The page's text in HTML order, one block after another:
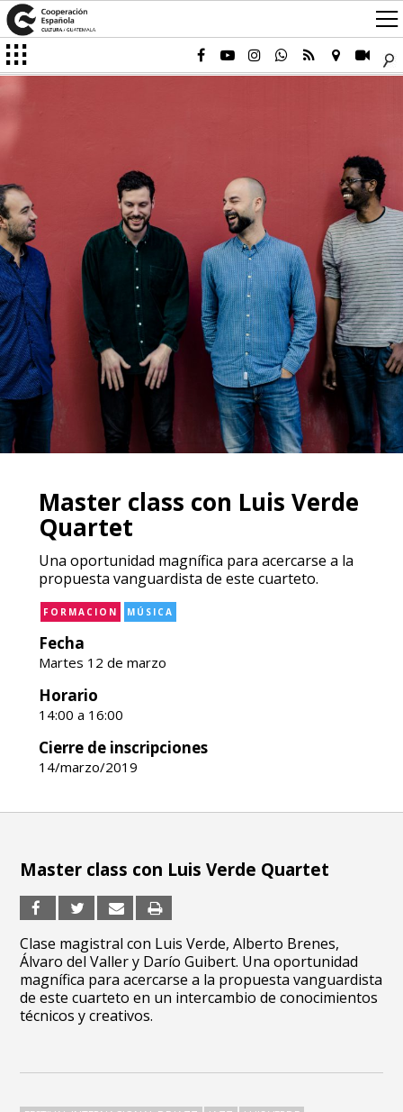
Master class con Luis Verde
Quartet
Una oportunidad magnífica para acercarse a la
propuesta vanguardista de este cuarteto.
FORMACION MÚSICA
Fecha
Martes 12 de marzo
Horario
14:00 a 16:00
Cierre de inscripciones
14/marzo/2019
Master class con Luis Verde Quartet
Clase magistral con Luis Verde, Alberto Brenes,
Álvaro del Valler y Darío Guibert. Una oportunidad
magnífica para acercarse a la propuesta vanguardista
de este cuarteto en un intercambio de conocimientos
técnicos y creativos.